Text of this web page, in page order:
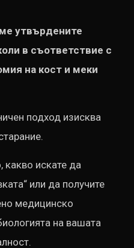
утвърдените
в съответствие с
на кост и меки
подход изисква
искате да
или да получите
медицинско
на вашата